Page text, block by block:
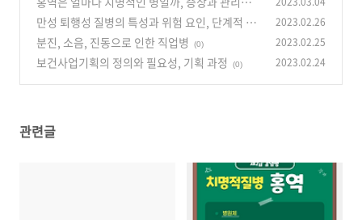
(0)
만성 퇴행성 질병의 특성과 위험 요인, 단계적 예
방 방법 (0)
2023.02.26
분진, 소음, 진동으로 인한 직업병 (0) 2023.02.25
보건사업기획의 정의와 필요성, 기획 과정 (0) 2023.02.24
관련글